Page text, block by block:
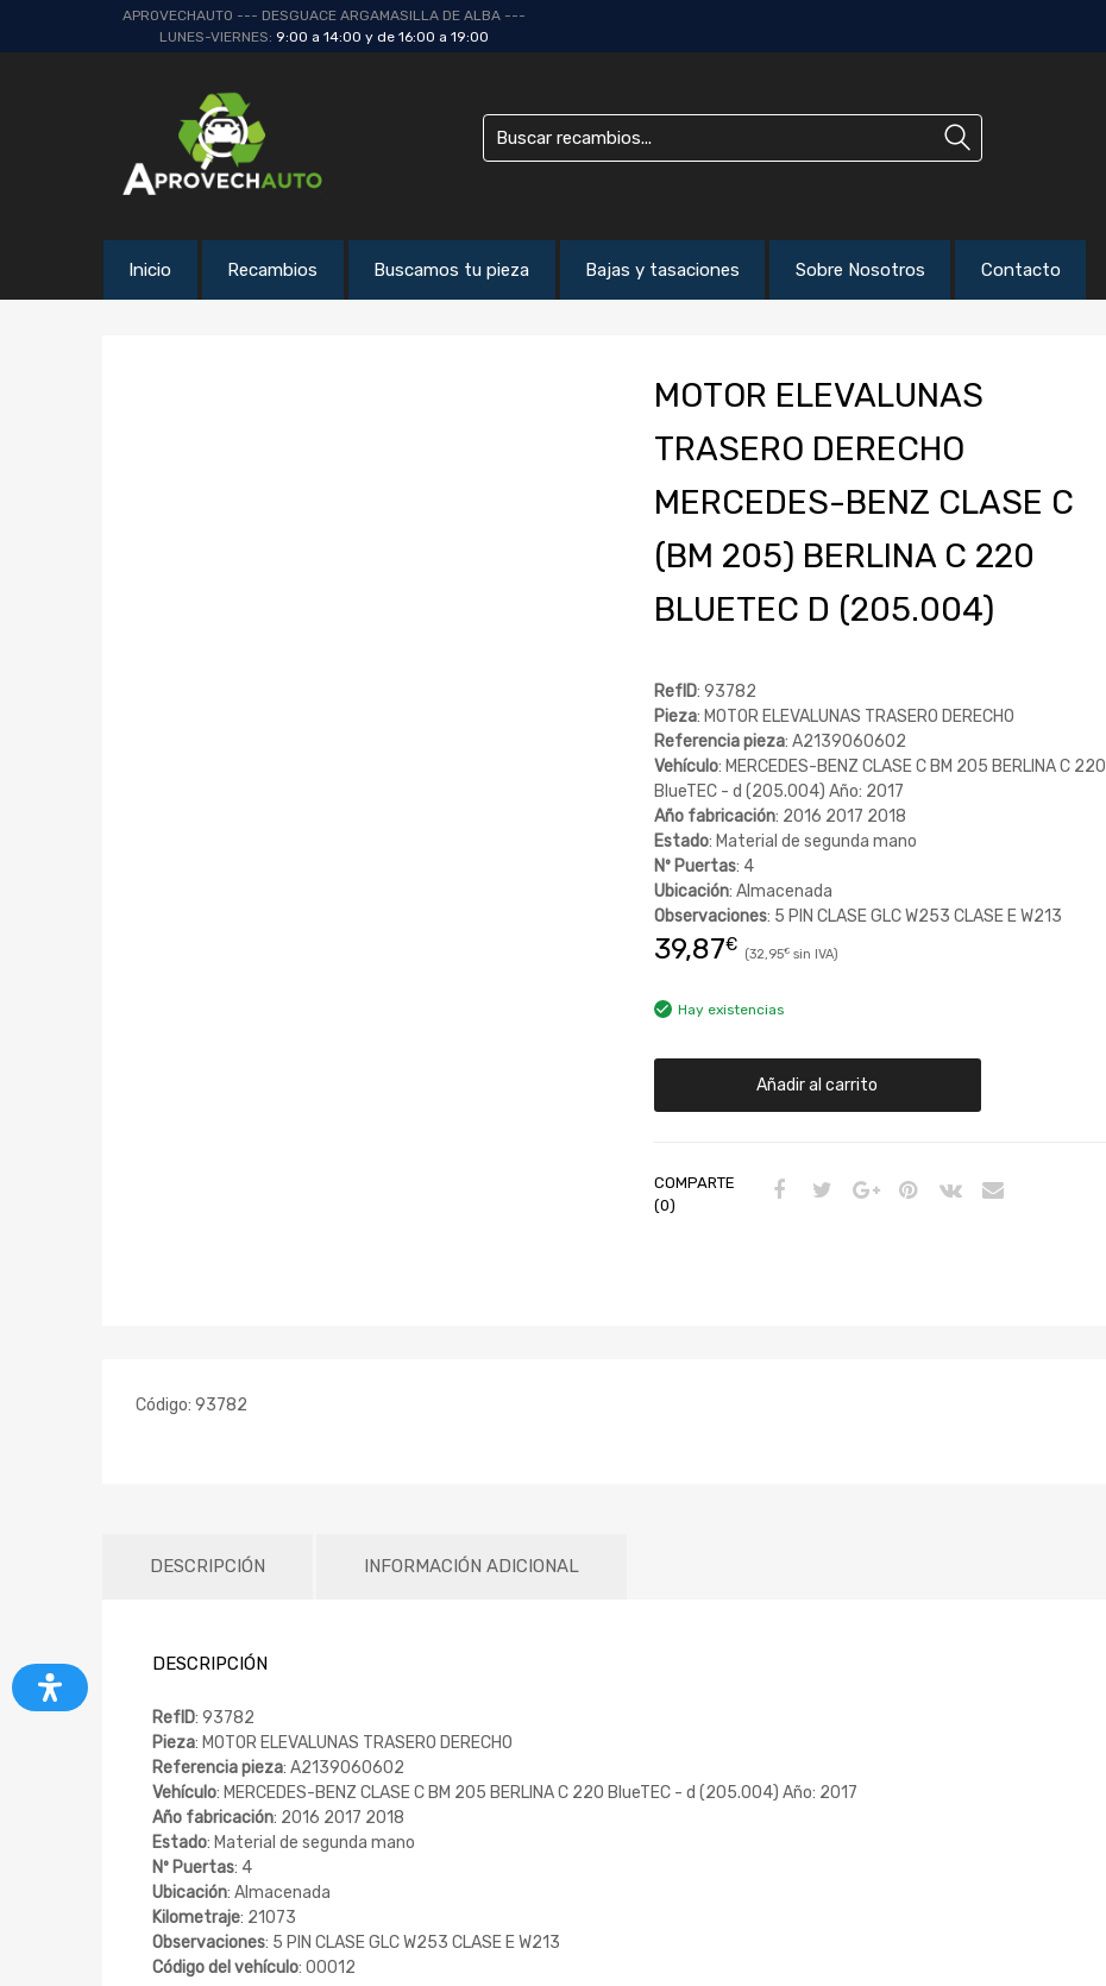
APROVECHAUTO --- DESGUACE ARGAMASILLA DE ALBA ---
LUNES-VIERNES: 9:00 a 14:00 y de 16:00 a 19:00
Inicio Recambios Buscamos tu pieza Bajas y tasaciones Sobre Nosotros Contacto
MOTOR ELEVALUNAS
TRASERO DERECHO
MERCEDES-BENZ CLASE C
(BM 205) BERLINA C 220
BLUETEC D (205.004)
RefID: 93782
Pieza: MOTOR ELEVALUNAS TRASERO DERECHO
Referencia pieza: A2139060602
Vehículo: MERCEDES-BENZ CLASE C BM 205 BERLINA C 220
BlueTEC - d (205.004) Año: 2017
Año fabricación: 2016 2017 2018
Estado: Material de segunda mano
Nº Puertas: 4
Ubicación: Almacenada
Observaciones: 5 PIN CLASE GLC W253 CLASE E W213
39,87€ 32,95€
Hay existencias
Añadir al carrito
COMPARTE
(0)
Código: 93782
DESCRIPCIÓN INFORMACIÓN ADICIONAL
DESCRIPCIÓN
RefID: 93782
Pieza: MOTOR ELEVALUNAS TRASERO DERECHO
Referencia pieza: A2139060602
Vehículo: MERCEDES-BENZ CLASE C BM 205 BERLINA C 220 BlueTEC - d (205.004) Año: 2017
Año fabricación: 2016 2017 2018
Estado: Material de segunda mano
Nº Puertas: 4
Ubicación: Almacenada
Kilometraje: 21073
Observaciones: 5 PIN CLASE GLC W253 CLASE E W213
Código del vehículo: 00012